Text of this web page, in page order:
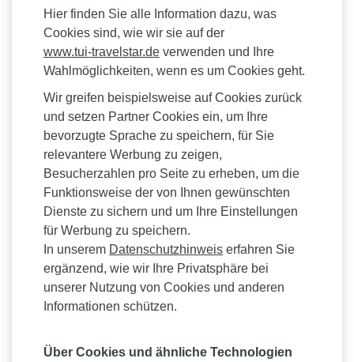
Hier finden Sie alle Information dazu, was
Cookies sind, wie wir sie auf der
www.tui-travelstar.de verwenden und Ihre
Wahlmöglichkeiten, wenn es um Cookies geht.
Wir greifen beispielsweise auf Cookies zurück
und setzen Partner Cookies ein, um Ihre
bevorzugte Sprache zu speichern, für Sie
relevantere Werbung zu zeigen,
Besucherzahlen pro Seite zu erheben, um die
Funktionsweise der von Ihnen gewünschten
Dienste zu sichern und um Ihre Einstellungen
für Werbung zu speichern.
In unserem Datenschutzhinweis erfahren Sie
ergänzend, wie wir Ihre Privatsphäre bei
unserer Nutzung von Cookies und anderen
Informationen schützen.
Über Cookies und ähnliche Technologien